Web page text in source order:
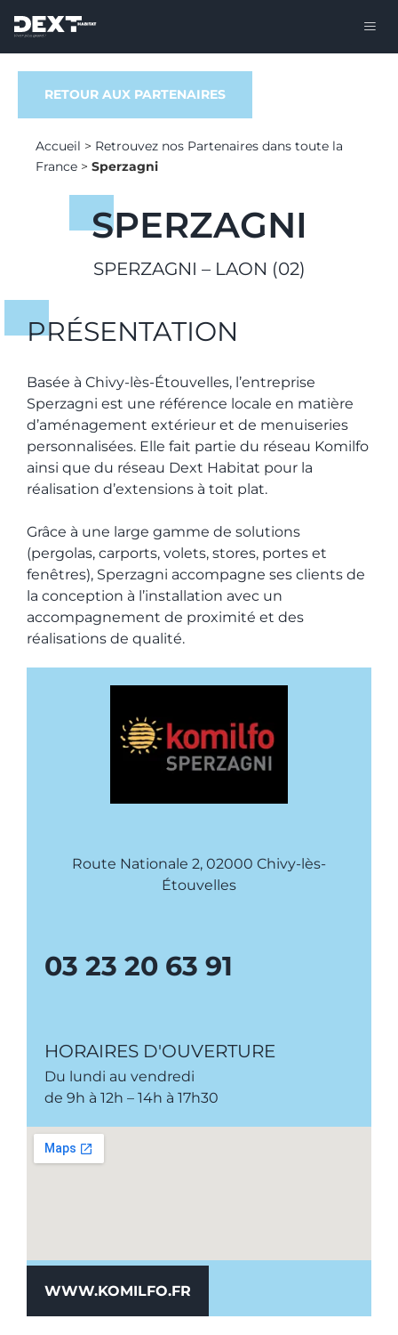
RETOUR AUX PARTENAIRES
Accueil > Retrouvez nos Partenaires dans toute la
France > Sperzagni
SPERZAGNI
SPERZAGNI – LAON (02)
PRÉSENTATION
Basée à Chivy-lès-Étouvelles, l’entreprise
Sperzagni est une référence locale en matière
d’aménagement extérieur et de menuiseries
personnalisées. Elle fait partie du réseau Komilfo
ainsi que du réseau Dext Habitat pour la
réalisation d’extensions à toit plat.
Grâce à une large gamme de solutions
(pergolas, carports, volets, stores, portes et
fenêtres), Sperzagni accompagne ses clients de
la conception à l’installation avec un
accompagnement de proximité et des
réalisations de qualité.
Route Nationale 2, 02000 Chivy-lès-
Étouvelles
03 23 20 63 91
HORAIRES D'OUVERTURE
Du lundi au vendredi
de 9h à 12h – 14h à 17h30
WWW.KOMILFO.FR